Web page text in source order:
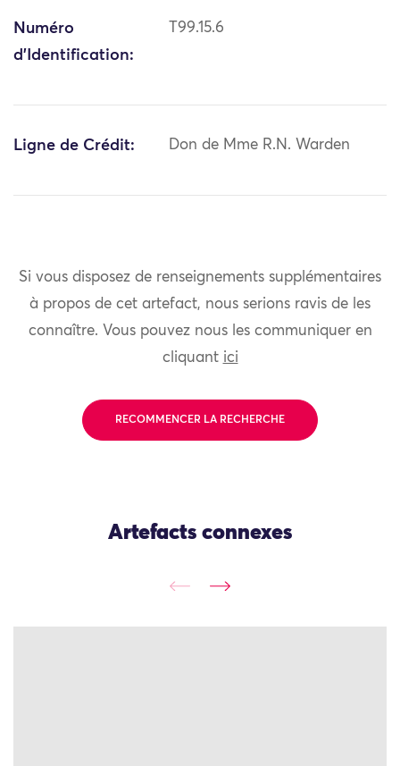
Numéro
d'Identification:
T99.15.6
Ligne de Crédit: Don de Mme R.N. Warden
Si vous disposez de renseignements supplémentaires
à propos de cet artefact, nous serions ravis de les
connaître. Vous pouvez nous les communiquer en
cliquant ici
RECOMMENCER LA RECHERCHE
Artefacts connexes